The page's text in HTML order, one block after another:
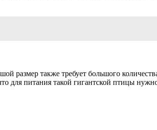
размер также требует большого
для питания такой гигантской птицы